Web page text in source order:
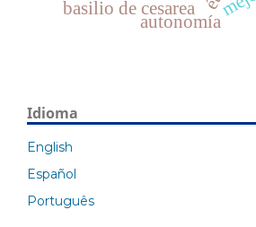
basilio de cesarea
autonomía
Idioma
English
Español
Português